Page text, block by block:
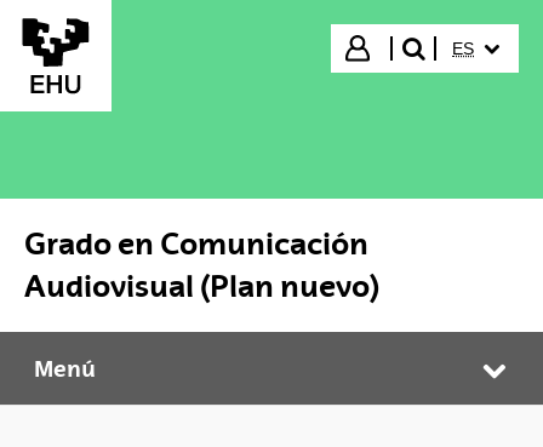
Saltar al contenido principal
Iniciar sesión
buscar"
ES
Grado en Comunicación
Audiovisual (Plan nuevo)
Grado en Comunicación Audiovisual (Plan nuevo)
Menú